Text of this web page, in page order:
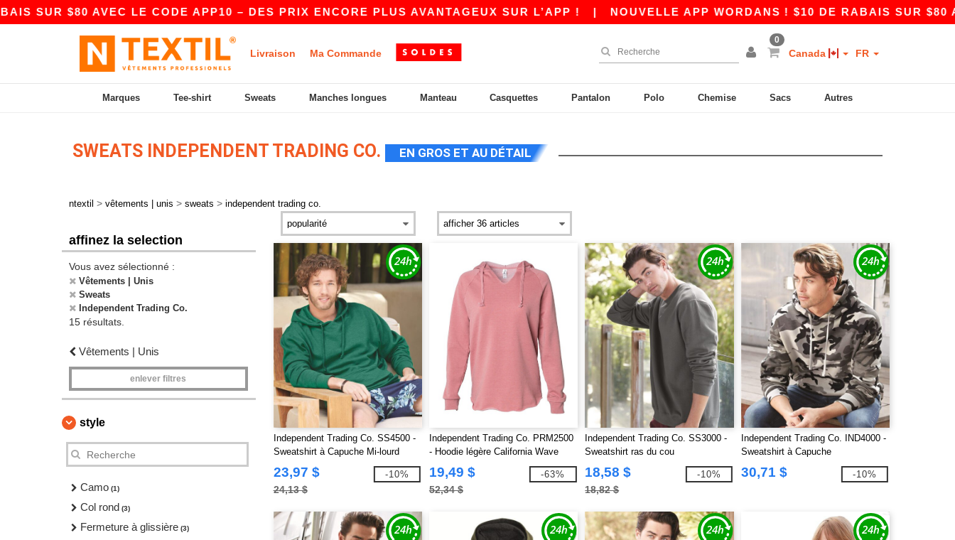
$80 AVEC LE CODE APP10 – DES PRIX ENCORE PLUS AVANTAGEUX SUR L’APP !| NOUVELLE APP WORDANS ! $10 DE RABAIS SUR $80
Livraison Ma Commande
0
Canada FR
Marques Tee-shirt Sweats Manches longues Manteau Casquettes Pantalon Polo Chemise Sacs Autres
SWEATS INDEPENDENT TRADING CO. EN GROS ET AU DÉTAIL
ntextil > vêtements | unis > sweats > independent trading co.
affinez la selection
Vous avez sélectionné :
Vêtements | Unis
Sweats
Independent Trading Co.
15 résultats.
Vêtements | Unis
enlever filtres
style
Camo (1)
Col rond (3)
Fermeture à glissière (3)
Independent Trading Co. SS4500 -
Sweatshirt à Capuche Mi-lourd
23,97 $
24,13 $
-10%
Independent Trading Co. PRM2500
- Hoodie légère California Wave
Wash pour femmes
19,49 $
52,34 $
-63%
Independent Trading Co. SS3000 -
Sweatshirt ras du cou
18,58 $
18,82 $
-10%
Independent Trading Co. IND4000 -
Sweatshirt à Capuche
30,71 $ -10%